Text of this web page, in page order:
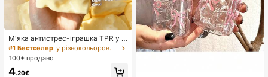
М'яка антистрес-іграшка TPR у ф
ормі пельменя з ароматом солод
кого молока, 5 см, милий кумедн
ий сквиш-орнамент для зняття ст
ресу, модний практичний подару
#1 Бестселер
у різнокольорових іграшках-стискачках для підліткі
100+ продано
4.20€